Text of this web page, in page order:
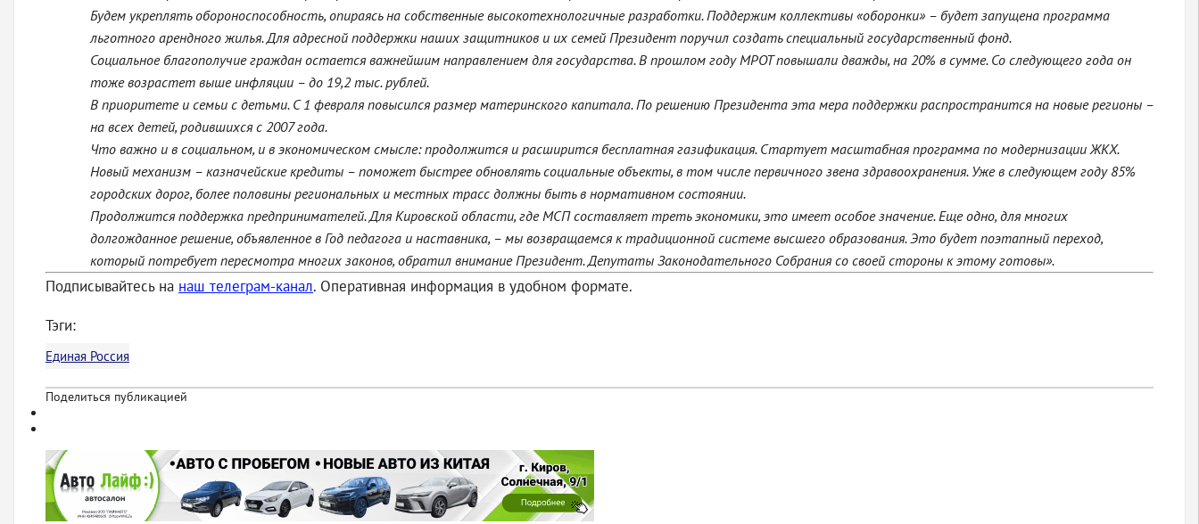
Будем укреплять обороноспособность, опираясь на собственные высокотехнологичные разработки. Поддержим коллективы «оборонки» – будет запущена программа
льготного арендного жилья. Для адресной поддержки наших защитников и их семей Президент поручил создать специальный государственный фонд.
Социальное благополучие граждан остается важнейшим направлением для государства. В прошлом году МРОТ повышали дважды, на 20% в сумме. Со следующего года он
тоже возрастет выше инфляции – до 19,2 тыс. рублей.
В приоритете и семьи с детьми. С 1 февраля повысился размер материнского капитала. По решению Президента эта мера поддержки распространится на новые регионы –
на всех детей, родившихся с 2007 года.
Что важно и в социальном, и в экономическом смысле: продолжится и расширится бесплатная газификация. Стартует масштабная программа по модернизации ЖКХ.
Новый механизм – казначейские кредиты – поможет быстрее обновлять социальные объекты, в том числе первичного звена здравоохранения. Уже в следующем году 85%
городских дорог, более половины региональных и местных трасс должны быть в нормативном состоянии.
Продолжится поддержка предпринимателей. Для Кировской области, где МСП составляет треть экономики, это имеет особое значение. Еще одно, для многих
долгожданное решение, объявленное в Год педагога и наставника, – мы возвращаемся к традиционной системе высшего образования. Это будет поэтапный переход,
который потребует пересмотра многих законов, обратил внимание Президент. Депутаты Законодательного Собрания со своей стороны к этому готовы».
Подписывайтесь на наш телеграм-канал. Оперативная информация в удобном формате.
Тэги:
Единая Россия
Поделиться публикацией